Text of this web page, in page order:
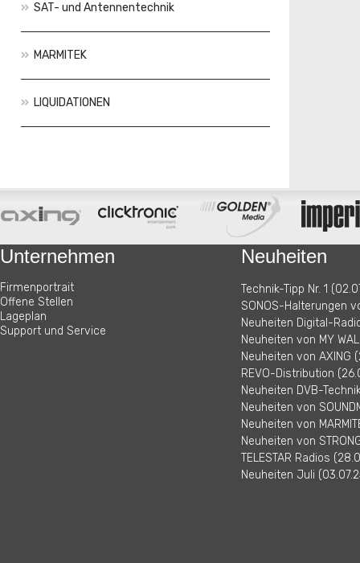
SAT- und Antennentechnik
MARMITEK
LIQUIDATIONEN
Unternehmen
Firmenportrait
Offene Stellen
Lageplan
Support und Service
Neuheiten
Technik-Tipp Nr. 1
SONOS-Halterungen
Neuheiten Digital-
Neuheiten von MY
Neuheiten von AXING
REVO-Distribution
Neuheiten DVB-
Neuheiten von
Neuheiten von
Neuheiten von
TELESTAR Radios
Neuheiten Juli